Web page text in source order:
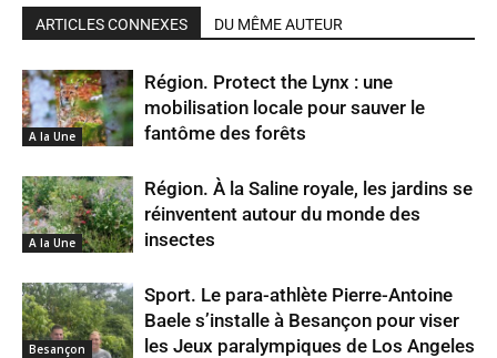
ARTICLES CONNEXES DU MÊME AUTEUR
A la Une
Région. Protect the Lynx : une
mobilisation locale pour sauver le
fantôme des forêts
A la Une
Région. À la Saline royale, les jardins se
réinventent autour du monde des
insectes
Besançon
Sport. Le para-athlète Pierre-Antoine
Baele s’installe à Besançon pour viser
les Jeux paralympiques de Los Angeles